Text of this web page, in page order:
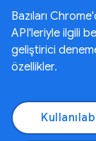
Bazıları
API'leriyle ilgili
geliştirici
özellikler.